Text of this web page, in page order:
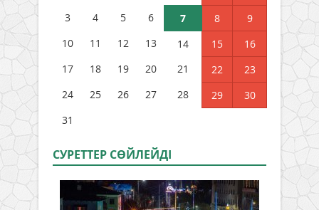
3
4 5 6 7 8
9
10
11 12 13 14 15
16
17
18 19 20 21 22
23
24
25 26 27 28 29
30
31
СУРЕТТЕР СӨЙЛЕЙДI